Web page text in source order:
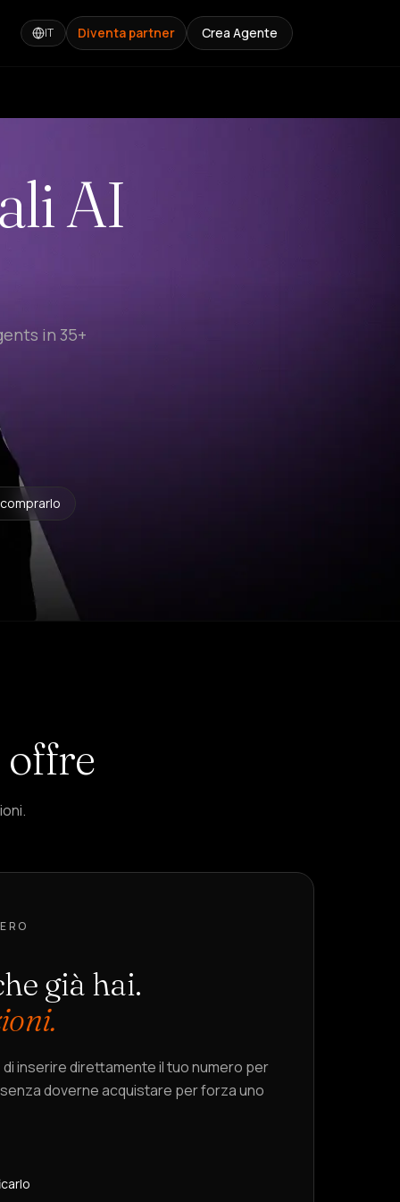
IT Diventa partner Crea Agente
AI
in 35+
offre
già hai.
inserire direttamente il tuo numero per
doverne acquistare per forza uno